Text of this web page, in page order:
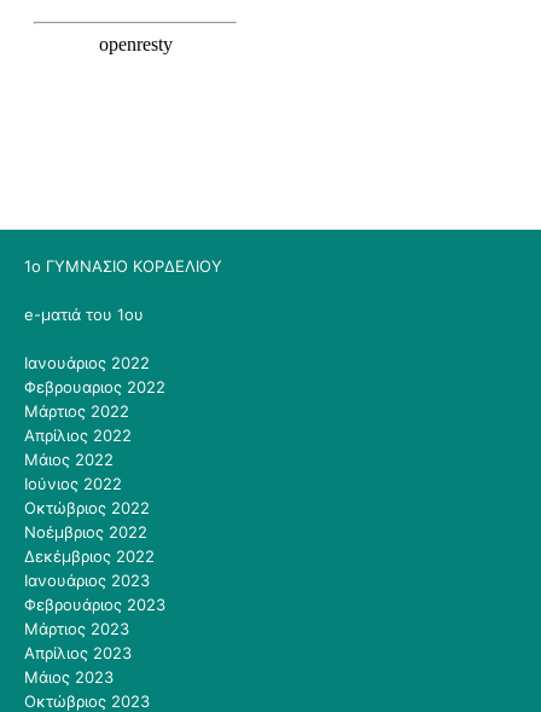
1ο ΓΥΜΝΑΣΙΟ ΚΟΡΔΕΛΙΟΥ
e-ματιά του 1ου
Ιανουάριος 2022
Φεβρουαριος 2022
Μάρτιος 2022
Απρίλιος 2022
Μάιος 2022
Ιούνιος 2022
Οκτώβριος 2022
Νοέμβριος 2022
Δεκέμβριος 2022
Ιανουάριος 2023
Φεβρουάριος 2023
Μάρτιος 2023
Απρίλιος 2023
Μάιος 2023
Οκτώβριος 2023